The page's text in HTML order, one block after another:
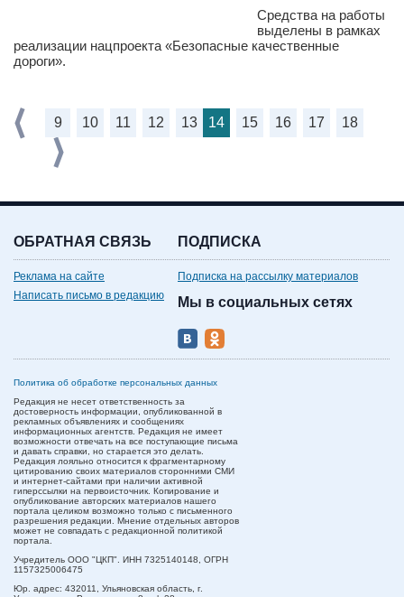
Средства на работы
выделены в рамках
реализации нацпроекта «Безопасные качественные
дороги».
9 10 11 12 13 14 15 16 17 18
ОБРАТНАЯ СВЯЗЬ
Реклама на сайте
Написать письмо в редакцию
ПОДПИСКА
Подписка на рассылку материалов
Мы в социальных сетях
Политика об обработке персональных данных
Редакция не несет ответственность за
достоверность информации, опубликованной в
рекламных объявлениях и сообщениях
информационных агентств. Редакция не имеет
возможности отвечать на все поступающие письма
и давать справки, но старается это делать.
Редакция лояльно относится к фрагментарному
цитированию своих материалов сторонними СМИ
и интернет-сайтами при наличии активной
гиперссылки на первоисточник. Копирование и
опубликование авторских материалов нашего
портала целиком возможно только с письменного
разрешения редакции. Мнение отдельных авторов
может не совпадать с редакционной политикой
портала.
Учредитель ООО "ЦКП". ИНН 7325140148, ОГРН
1157325006475
Юр. адрес: 432011, Ульяновская область, г.